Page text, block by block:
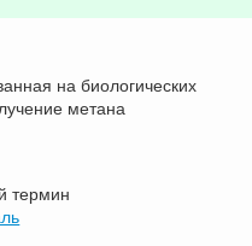
на биологических
метана
термин